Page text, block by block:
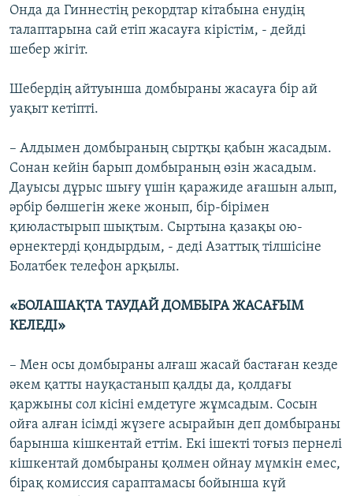
Онда да Гиннестің рекордтар кітабына енудің
талаптарына сай етіп жасауға кірістім, - дейді
шебер жігіт.
Шебердің айтуынша домбыраны жасауға бір ай
уақыт кетіпті.
– Алдымен домбыраның сыртқы қабын жасадым.
Сонан кейін барып домбыраның өзін жасадым.
Дауысы дұрыс шығу үшін қаражиде ағашын алып,
әрбір бөлшегін жеке жонып, бір-бірімен
қиюластырып шықтым. Сыртына қазақы ою-
өрнектерді қондырдым, - деді Азаттық тілшісіне
Болатбек телефон арқылы.
«БОЛАШАҚТА ТАУДАЙ ДОМБЫРА ЖАСАҒЫМ
КЕЛЕДІ»
– Мен осы домбыраны алғаш жасай бастаған кезде
әкем қатты науқастанып қалды да, қолдағы
қаржыны сол кісіні емдетуге жұмсадым. Сосын
ойға алған ісімді жүзеге асырайын деп домбыраны
барынша кішкентай еттім. Екі ішекті тоғыз пернелі
кішкентай домбыраны қолмен ойнау мүмкін емес,
бірақ комиссия сараптамасы бойынша күй